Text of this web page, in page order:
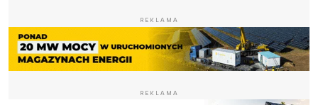
REKLAMA
REKLAMA